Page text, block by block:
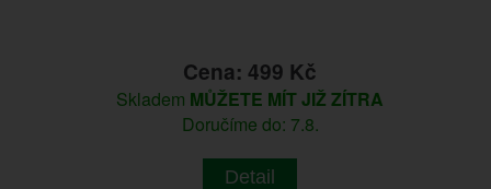
Cena: 499 Kč
Skladem MŮŽETE MÍT JIŽ ZÍTRA
Doručíme do: 7.8.
Detail